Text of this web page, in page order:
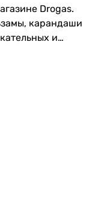
Drogas.
карандаши
и